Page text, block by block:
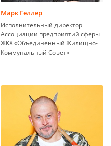
Марк Геллер
Исполнительный директор
Ассоциации предприятий сферы
ЖКХ «Объединенный Жилищно-
Коммунальный Совет»